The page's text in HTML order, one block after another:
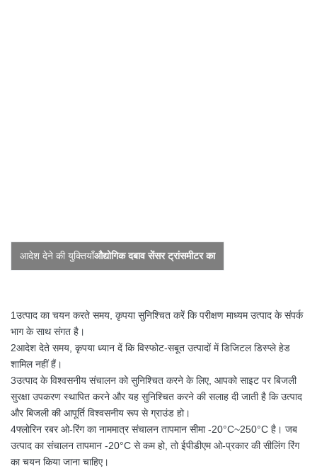
आदेश देने की युक्तियाँऔद्योगिक दबाव सेंसर ट्रांसमीटर का
1उत्पाद का चयन करते समय, कृपया सुनिश्चित करें कि परीक्षण माध्यम उत्पाद के संपर्क
भाग के साथ संगत है।
2आदेश देते समय, कृपया ध्यान दें कि विस्फोट-सबूत उत्पादों में डिजिटल डिस्प्ले हेड
शामिल नहीं हैं।
3उत्पाद के विश्वसनीय संचालन को सुनिश्चित करने के लिए, आपको साइट पर बिजली
सुरक्षा उपकरण स्थापित करने और यह सुनिश्चित करने की सलाह दी जाती है कि उत्पाद
और बिजली की आपूर्ति विश्वसनीय रूप से ग्राउंड हो।
4फ्लोरिन रबर ओ-रिंग का नाममात्र संचालन तापमान सीमा -20°C~250°C है। जब
उत्पाद का संचालन तापमान -20°C से कम हो, तो ईपीडीएम ओ-प्रकार की सीलिंग रिंग
का चयन किया जाना चाहिए।